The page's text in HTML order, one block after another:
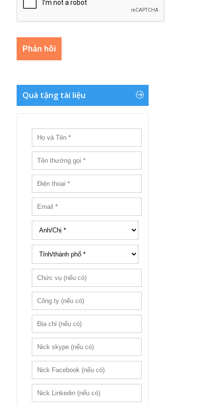
Quà tặng tài liệu